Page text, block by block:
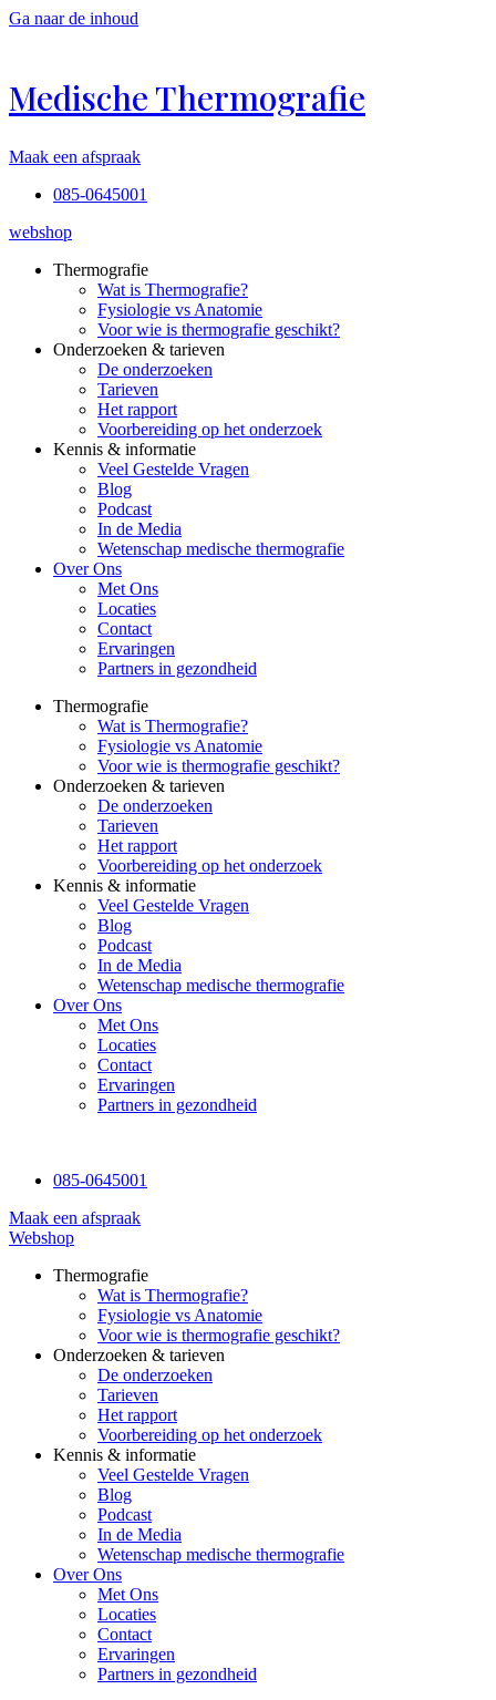
Ga naar de inhoud
Medische Thermografie
Maak een afspraak
085-0645001
webshop
Thermografie
Wat is Thermografie?
Fysiologie vs Anatomie
Voor wie is thermografie geschikt?
Onderzoeken & tarieven
De onderzoeken
Tarieven
Het rapport
Voorbereiding op het onderzoek
Kennis & informatie
Veel Gestelde Vragen
Blog
Podcast
In de Media
Wetenschap medische thermografie
Over Ons
Met Ons
Locaties
Contact
Ervaringen
Partners in gezondheid
Thermografie
Wat is Thermografie?
Fysiologie vs Anatomie
Voor wie is thermografie geschikt?
Onderzoeken & tarieven
De onderzoeken
Tarieven
Het rapport
Voorbereiding op het onderzoek
Kennis & informatie
Veel Gestelde Vragen
Blog
Podcast
In de Media
Wetenschap medische thermografie
Over Ons
Met Ons
Locaties
Contact
Ervaringen
Partners in gezondheid
085-0645001
Maak een afspraak
Webshop
Thermografie
Wat is Thermografie?
Fysiologie vs Anatomie
Voor wie is thermografie geschikt?
Onderzoeken & tarieven
De onderzoeken
Tarieven
Het rapport
Voorbereiding op het onderzoek
Kennis & informatie
Veel Gestelde Vragen
Blog
Podcast
In de Media
Wetenschap medische thermografie
Over Ons
Met Ons
Locaties
Contact
Ervaringen
Partners in gezondheid